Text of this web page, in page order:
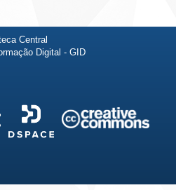
Central
Digital - GID